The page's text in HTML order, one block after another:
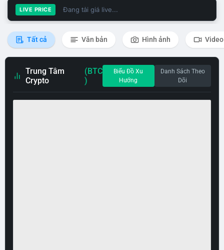
LIVE PRICE Đang tải giá live...
Tất cả Văn bản Hình ảnh Video
Trung Tâm
Crypto
(BTC
)
Biểu Đồ Xu
Hướng
Danh Sách Theo
Dõi